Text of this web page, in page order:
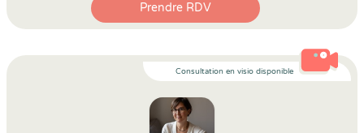
Prendre RDV
Consultation en visio disponible